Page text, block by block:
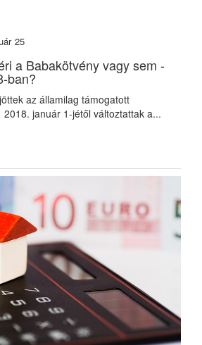
25
a Babakötvény vagy sem -
ban?
az államilag támogatott
január 1-jétől változtattak a...